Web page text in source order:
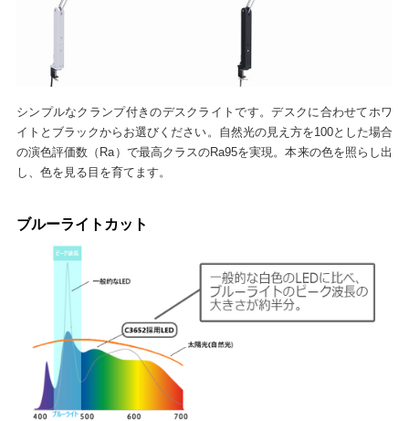
シンプルなクランプ付きのデスクライトです。デスクに合わせてホワ
イトとブラックからお選びください。自然光の見え方を100とした場合
の演色評価数（Ra）で最高クラスのRa95を実現。本来の色を照らし出
し、色を見る目を育てます。
ブルーライトカット